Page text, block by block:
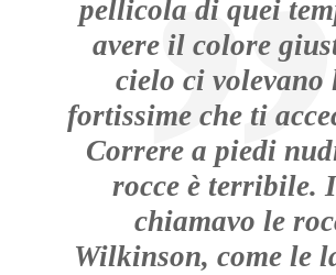
pellicola di quei
avere il colore
cielo ci volevano
fortissime che ti
Correre a piedi
rocce è terribile.
chiamavo le
Wilkinson, come le